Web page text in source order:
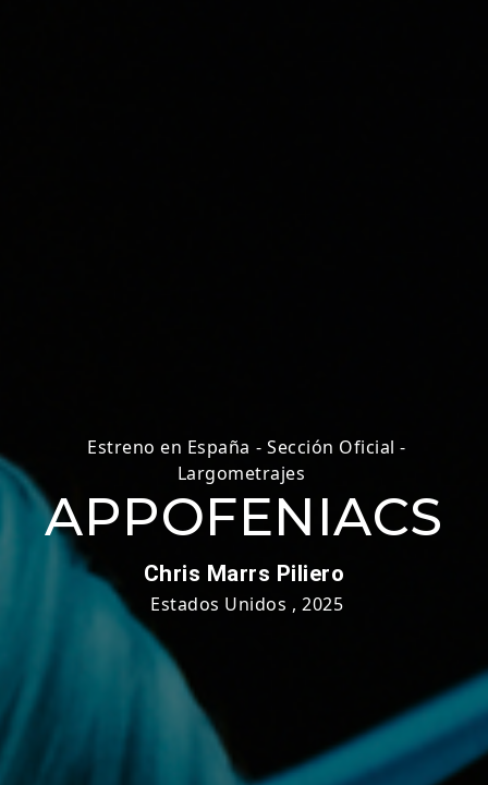
Estreno en España - Sección Oficial -
Largometrajes
APPOFENIACS
Chris Marrs Piliero
Estados Unidos , 2025